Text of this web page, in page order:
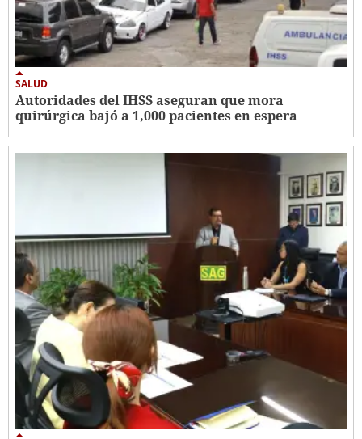
SALUD
Autoridades del IHSS aseguran que mora
quirúrgica bajó a 1,000 pacientes en espera